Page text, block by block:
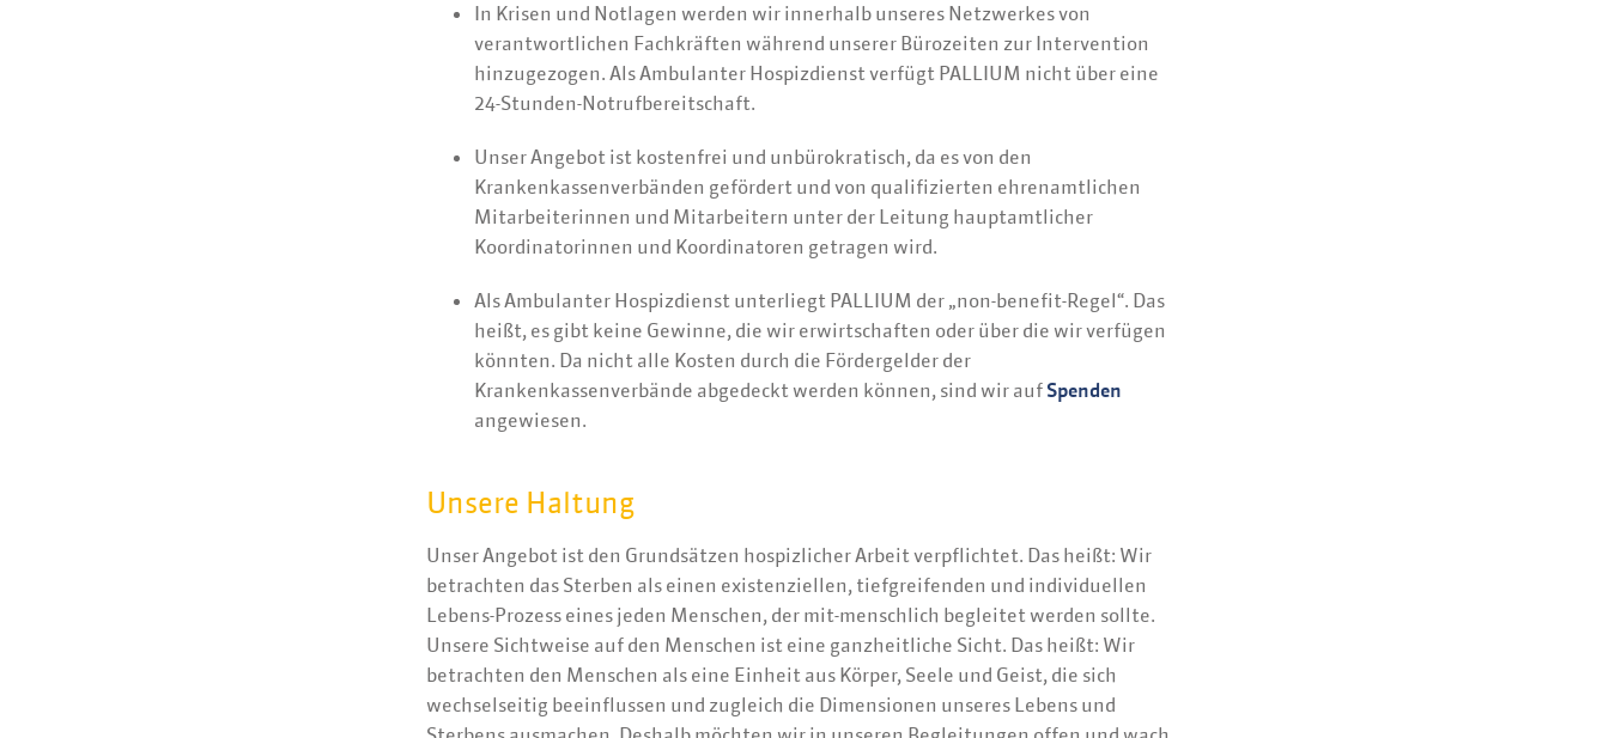
In Krisen und Notlagen werden wir innerhalb unseres Netzwerkes von
verantwortlichen Fachkräften während unserer Bürozeiten zur Intervention
hinzugezogen. Als Ambulanter Hospizdienst verfügt PALLIUM nicht über eine
24-Stunden-Notrufbereitschaft.
Unser Angebot ist kostenfrei und unbürokratisch, da es von den
Krankenkassenverbänden gefördert und von qualifizierten ehrenamtlichen
Mitarbeiterinnen und Mitarbeitern unter der Leitung hauptamtlicher
Koordinatorinnen und Koordinatoren getragen wird.
Als Ambulanter Hospizdienst unterliegt PALLIUM der „non-benefit-Regel“. Das
heißt, es gibt keine Gewinne, die wir erwirtschaften oder über die wir verfügen
könnten. Da nicht alle Kosten durch die Fördergelder der
Krankenkassenverbände abgedeckt werden können, sind wir auf Spenden
angewiesen.
Unsere Haltung
Unser Angebot ist den Grundsätzen hospizlicher Arbeit verpflichtet. Das heißt: Wir
betrachten das Sterben als einen existenziellen, tiefgreifenden und individuellen
Lebens-Prozess eines jeden Menschen, der mit-menschlich begleitet werden sollte.
Unsere Sichtweise auf den Menschen ist eine ganzheitliche Sicht. Das heißt: Wir
betrachten den Menschen als eine Einheit aus Körper, Seele und Geist, die sich
wechselseitig beeinflussen und zugleich die Dimensionen unseres Lebens und